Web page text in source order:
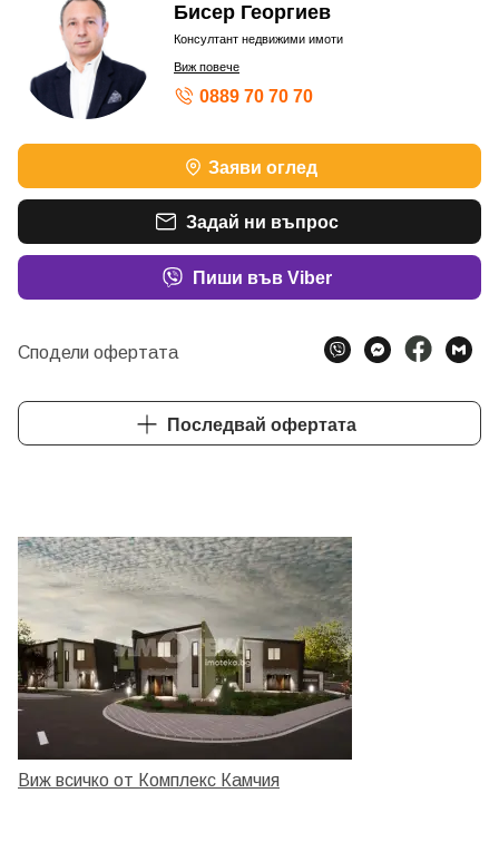
Бисер Георгиев
Консултант недвижими имоти
Виж повече
0889 70 70 70
Заяви оглед
Задай ни въпрос
Пиши във Viber
Сподели офертата
Последвай офертата
Виж всичко от Комплекс Камчия